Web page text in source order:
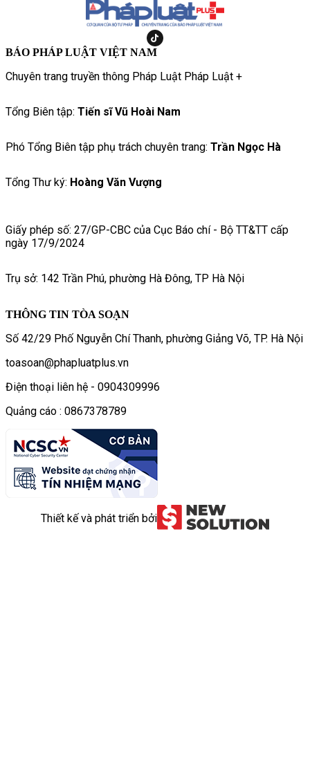
BÁO PHÁP LUẬT VIỆT NAM
Chuyên trang truyền thông Pháp Luật Pháp Luật +
Tổng Biên tập: Tiến sĩ Vũ Hoài Nam
Phó Tổng Biên tập phụ trách chuyên trang: Trần Ngọc Hà
Tổng Thư ký: Hoàng Văn Vượng
Giấy phép số: 27/GP-CBC của Cục Báo chí - Bộ TT&TT cấp
ngày 17/9/2024
Trụ sở: 142 Trần Phú, phường Hà Đông, TP Hà Nội
THÔNG TIN TÒA SOẠN
Số 42/29 Phố Nguyễn Chí Thanh, phường Giảng Võ, TP. Hà Nội
toasoan@phapluatplus.vn
Điện thoại liên hệ - 0904309996
Quảng cáo : 0867378789
Thiết kế và phát triển bởi